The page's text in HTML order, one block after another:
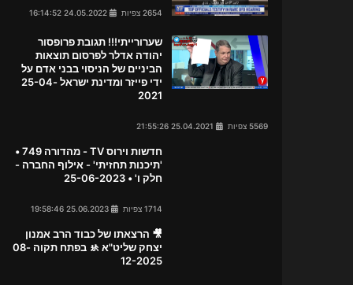
2654 צפיות
שערורייתי!!! תגובת פרופסור
יהודה אדלר לפרסום תוצאות
הביניים של הניסוי בבני אדם על
ידי פייזר ומדינת ישראל 25-04-
2021
5569 צפיות
חדשות וירוס TV - מהדורה 749 •
'תיכנות תחזיתי' - אילוף החברה -
חלק ו' • 25-06-2023
1714 צפיות
🎥 הרצאתו של כבוד הרב אמנון
יצחק שליט"א 🚸 בפתח תקוה 08-
12-2025